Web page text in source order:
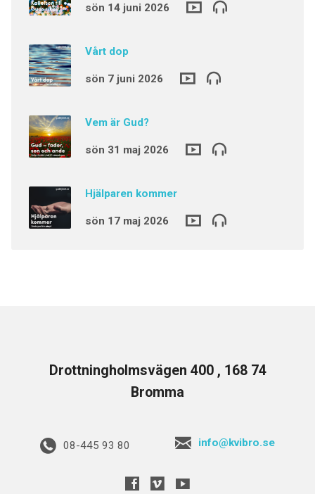
sön 14 juni 2026
Vårt dop
sön 7 juni 2026
Vem är Gud?
sön 31 maj 2026
Hjälparen kommer
sön 17 maj 2026
Drottningholmsvägen 400 , 168 74
Bromma
08-445 93 80 info@kvibro.se